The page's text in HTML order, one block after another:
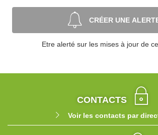
CRÉER UNE
Etre alerté sur les mises à jour de
CONTACTS
Voir les contacts par